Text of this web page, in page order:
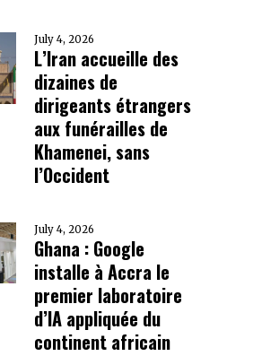
July 4, 2026
L’Iran accueille des
dizaines de
dirigeants étrangers
aux funérailles de
Khamenei, sans
l’Occident
July 4, 2026
Ghana : Google
installe à Accra le
premier laboratoire
d’IA appliquée du
continent africain